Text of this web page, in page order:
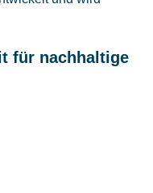
für nachhaltige